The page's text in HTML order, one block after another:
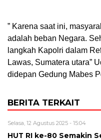
” Karena saat ini,
adalah beban Negara.
langkah Kapolri dalam
Lawas, Sumatera utara”
didepan Gedung Mabes
BERITA TERKAIT
Selasa, 12 Agustus 2025 - 15:04
HUT RI ke-80 Semakin